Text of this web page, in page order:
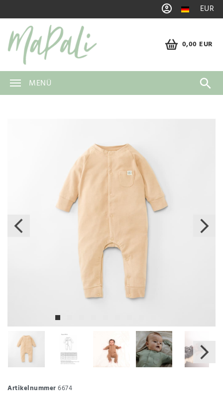
EUR
0,00 EUR
MENÜ
Artikelnummer6674